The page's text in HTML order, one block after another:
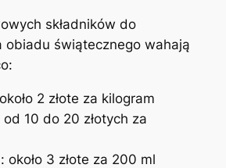
składników do
obiadu świątecznego wahają
2 złote za kilogram
od 10 do 20 złotych za
około 3 złote za 200 ml